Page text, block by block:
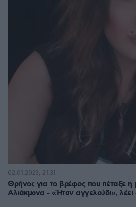
Θρήνος για το βρέφος που πέταξε η
Αλιάκμονα - «Ήταν αγγελούδι», λέει
02.01.2023, 21:31